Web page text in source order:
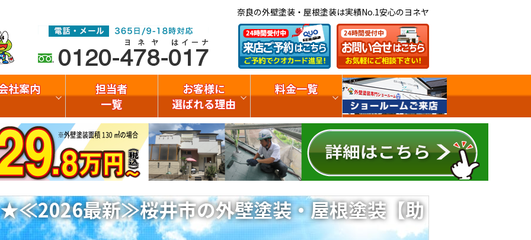
奈良の外壁塗装・屋根塗装は実績No.1安心のヨネヤ
社案内
担当者
一覧
お客様に
選ばれる理由
料金一覧
最新≫桜井市の外壁塗装・屋根塗装【助